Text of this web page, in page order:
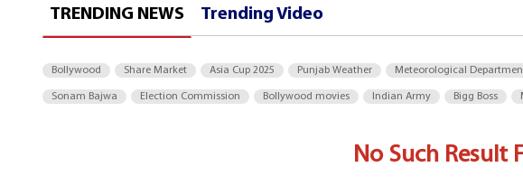
TRENDING NEWS Trending Video
Bollywood Share Market Asia Cup 2025 Punjab Weather Meteorological
Sonam Bajwa Election Commission Bollywood movies Indian Army Bigg Boss
No Such Result